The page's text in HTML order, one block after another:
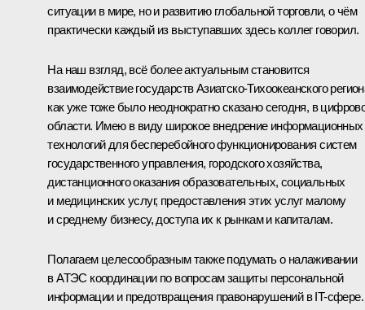
ситуации в мире, но и развитию глобальной торговли, о чём
практически каждый из выступавших здесь коллег говорил.
На наш взгляд, всё более актуальным становится
взаимодействие государств Азиатско-Тихоокеанского
как уже тоже было неоднократно сказано сегодня, в
области. Имею в виду широкое внедрение информационных
технологий для бесперебойного функционирования систем
государственного управления, городского хозяйства,
дистанционного оказания образовательных, социальных
и медицинских услуг, предоставления этих услуг малому
и среднему бизнесу, доступа их к рынкам и капиталам.
Полагаем целесообразным также подумать о налаживании
в АТЭС координации по вопросам защиты персональной
информации и предотвращения правонарушений в IT-сфере.